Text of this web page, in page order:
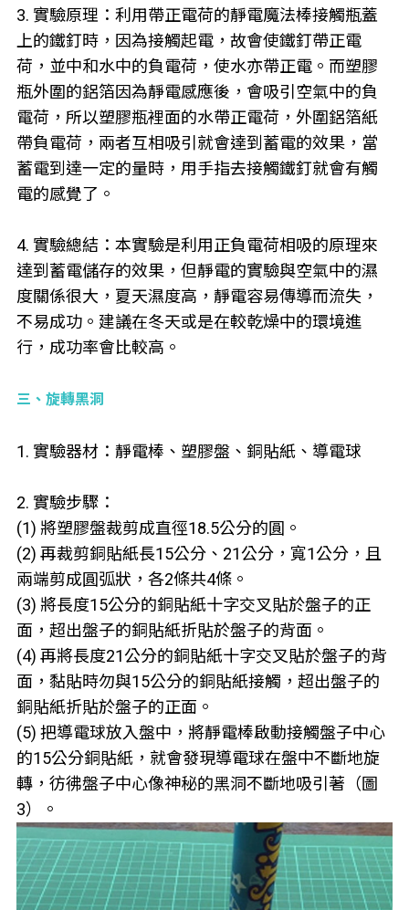
3. 實驗原理：利用帶正電荷的靜電魔法棒接觸瓶蓋
上的鐵釘時，因為接觸起電，故會使鐵釘帶正電
荷，並中和水中的負電荷，使水亦帶正電。而塑膠
瓶外圍的鋁箔因為靜電感應後，會吸引空氣中的負
電荷，所以塑膠瓶裡面的水帶正電荷，外圍鋁箔紙
帶負電荷，兩者互相吸引就會達到蓄電的效果，當
蓄電到達一定的量時，用手指去接觸鐵釘就會有觸
電的感覺了。
4. 實驗總結：本實驗是利用正負電荷相吸的原理來
達到蓄電儲存的效果，但靜電的實驗與空氣中的濕
度關係很大，夏天濕度高，靜電容易傳導而流失，
不易成功。建議在冬天或是在較乾燥中的環境進
行，成功率會比較高。
三、旋轉黑洞
1. 實驗器材：靜電棒、塑膠盤、銅貼紙、導電球
2. 實驗步驟：
(1) 將塑膠盤裁剪成直徑18.5公分的圓。
(2) 再裁剪銅貼紙長15公分、21公分，寬1公分，且
兩端剪成圓弧狀，各2條共4條。
(3) 將長度15公分的銅貼紙十字交叉貼於盤子的正
面，超出盤子的銅貼紙折貼於盤子的背面。
(4) 再將長度21公分的銅貼紙十字交叉貼於盤子的背
面，黏貼時勿與15公分的銅貼紙接觸，超出盤子的
銅貼紙折貼於盤子的正面。
(5) 把導電球放入盤中，將靜電棒啟動接觸盤子中心
的15公分銅貼紙，就會發現導電球在盤中不斷地旋
轉，彷彿盤子中心像神秘的黑洞不斷地吸引著（圖
3）。